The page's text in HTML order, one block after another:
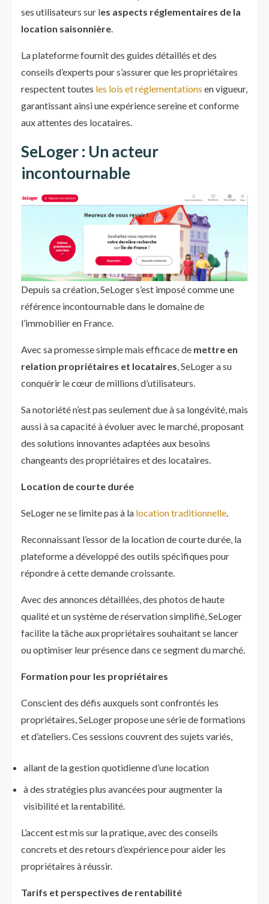
ses utilisateurs sur les aspects réglementaires de la
location saisonnière.
La plateforme fournit des guides détaillés et des
conseils d’experts pour s’assurer que les propriétaires
respectent toutes les lois et réglementations en vigueur,
garantissant ainsi une expérience sereine et conforme
aux attentes des locataires.
SeLoger : Un acteur
incontournable
Depuis sa création, SeLoger s’est imposé comme une
référence incontournable dans le domaine de
l’immobilier en France.
Avec sa promesse simple mais efficace de mettre en
relation propriétaires et locataires, SeLoger a su
conquérir le cœur de millions d’utilisateurs.
Sa notoriété n’est pas seulement due à sa longévité, mais
aussi à sa capacité à évoluer avec le marché, proposant
des solutions innovantes adaptées aux besoins
changeants des propriétaires et des locataires.
Location de courte durée
SeLoger ne se limite pas à la location traditionnelle.
Reconnaissant l’essor de la location de courte durée, la
plateforme a développé des outils spécifiques pour
répondre à cette demande croissante.
Avec des annonces détaillées, des photos de haute
qualité et un système de réservation simplifié, SeLoger
facilite la tâche aux propriétaires souhaitant se lancer
ou optimiser leur présence dans ce segment du marché.
Formation pour les propriétaires
Conscient des défis auxquels sont confrontés les
propriétaires, SeLoger propose une série de formations
et d’ateliers. Ces sessions couvrent des sujets variés,
allant de la gestion quotidienne d’une location
à des stratégies plus avancées pour augmenter la
visibilité et la rentabilité.
L’accent est mis sur la pratique, avec des conseils
concrets et des retours d’expérience pour aider les
propriétaires à réussir.
Tarifs et perspectives de rentabilité